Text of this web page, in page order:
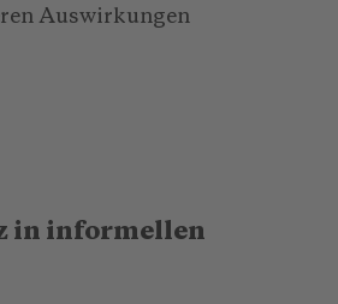
Auswirkungen
in informellen